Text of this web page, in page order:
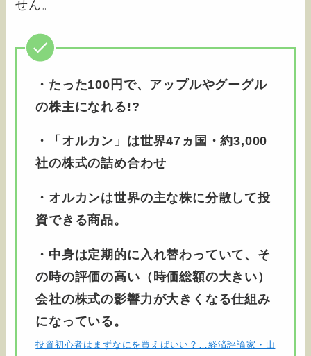
せん。
・たった100円で、アップルやグーグル
の株主になれる!?
・「オルカン」は世界47ヵ国・約3,000
社の株式の詰め合わせ
・オルカンは世界の主な株に分散して投
資できる商品。
・中身は定期的に入れ替わっていて、そ
の時の評価の高い（時価総額の大きい）
会社の株式の影響力が大きくなる仕組み
になっている。
投資初心者はまずなにを買えばいい？…経済評論家・山